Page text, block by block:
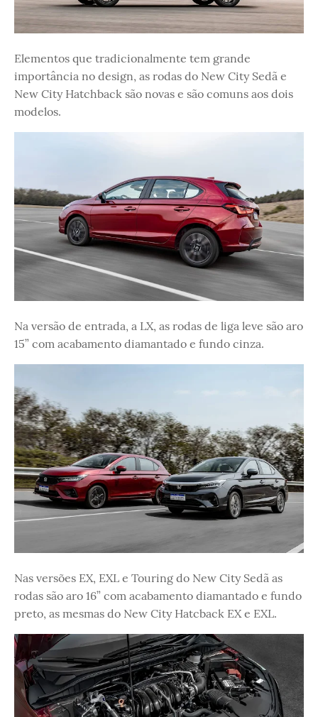
Elementos que tradicionalmente tem grande
importância no design, as rodas do New City Sedã e
New City Hatchback são novas e são comuns aos dois
modelos.
Na versão de entrada, a LX, as rodas de liga leve são aro
15” com acabamento diamantado e fundo cinza.
Nas versões EX, EXL e Touring do New City Sedã as
rodas são aro 16” com acabamento diamantado e fundo
preto, as mesmas do New City Hatcback EX e EXL.